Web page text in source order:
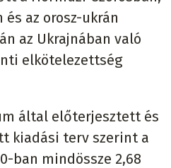
és az orosz-ukrán
az Ukrajnában való
elkötelezettség
által előterjesztett és
kiadási terv szerint a
ban mindössze 2,68